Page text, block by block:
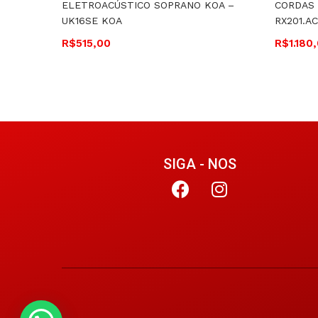
ELETROACÚSTICO SOPRANO KOA –
UK16SE KOA
R$515,00 R$
SIGA - NOS